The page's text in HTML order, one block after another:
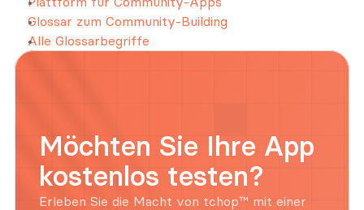
Glossar zum Community-Building
Alle Glossarbegriffe
Möchten Sie Ihre App
kostenlos testen?
Erleben Sie die Macht von tchop™ mit einer